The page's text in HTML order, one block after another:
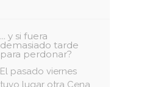
... y si fuera
demasiado tarde
para perdonar?
El pasado viernes
tuvo lugar otra Cena